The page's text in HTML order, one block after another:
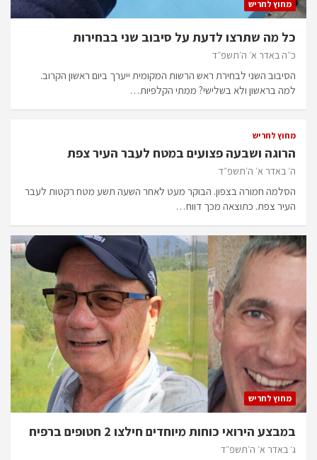
מחוץ לחריש
כל מה שתרצו לדעת על סיבוב שני בבחירות
כ״ה באדר א׳ ה׳תשפ״ד
הסיבוב השני לבחירת ראש הרשות המקומית ייערך ביום ראשון הקרוב.
למה בראשון ולא בשלישי? ממתי הקלפיות…
מחוץ לחריש
הרוגה ושבעה פצועים במטח לעבר העיר צפת
ה׳ באדר א׳ ה׳תשפ״ד
הסלמה חמורה בצפון. הבוקר מעט לאחר השעה תשע מטח רקטות לעבר
העיר צפת. כתוצאה מכך דווח…
מחוץ לחריש
במבצע הירואי כוחות מיוחדים חילצו 2 חטופים ברפיח
ג׳ באדר א׳ ה׳תשפ״ד